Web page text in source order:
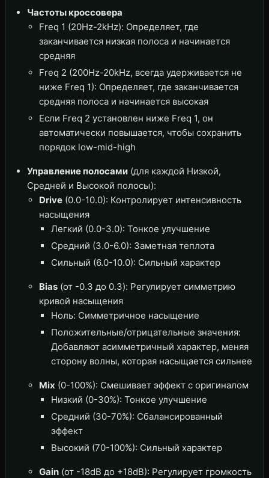
Частоты кроссовера
Freq 1 (20Hz-2kHz): Определяет, где
заканчивается низкая полоса и начинается
средняя
Freq 2 (200Hz-20kHz, всегда удерживается не
ниже Freq 1): Определяет, где заканчивается
средняя полоса и начинается высокая
Если Freq 2 установлен ниже Freq 1, он
автоматически повышается, чтобы сохранить
порядок low-mid-high
Управление полосами (для каждой Низкой,
Средней и Высокой полосы):
Drive (0.0-10.0): Контролирует интенсивность
насыщения
Легкий (0.0-3.0): Тонкое улучшение
Средний (3.0-6.0): Заметная теплота
Сильный (6.0-10.0): Сильный характер
Bias (от -0.3 до 0.3): Регулирует симметрию
кривой насыщения
Ноль: Симметричное насыщение
Положительные/отрицательные значения:
Добавляют асимметричный характер, меняя
сторону волны, которая насыщается сильнее
Mix (0-100%): Смешивает эффект с оригиналом
Низкий (0-30%): Тонкое улучшение
Средний (30-70%): Сбалансированный
эффект
Высокий (70-100%): Сильный характер
Gain (от -18dB до +18dB): Регулирует громкость